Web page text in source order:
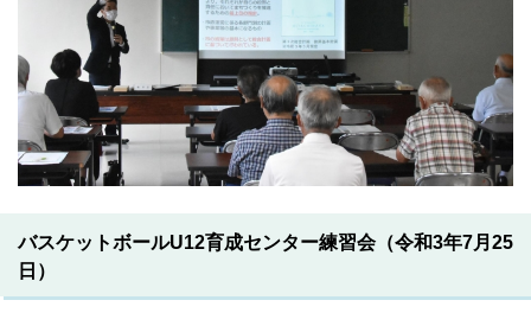
バスケットボールU12育成センター練習会（令和3年7月25
日）